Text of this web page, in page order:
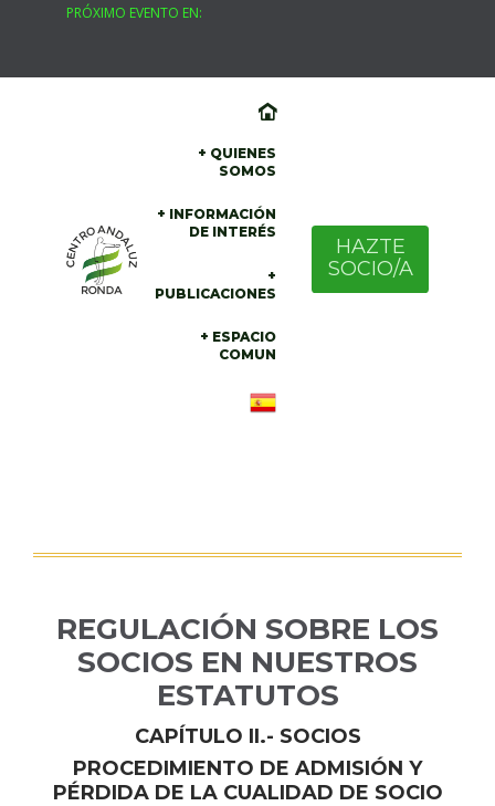
PRÓXIMO EVENTO EN:
+ QUIENES
SOMOS
+ INFORMACIÓN
DE INTERÉS
+
PUBLICACIONES
+ ESPACIO
COMUN
HAZTE
SOCIO/A
REGULACIÓN SOBRE LOS
SOCIOS EN NUESTROS
ESTATUTOS
CAPÍTULO II.- SOCIOS
PROCEDIMIENTO DE ADMISIÓN Y
PÉRDIDA DE LA CUALIDAD DE SOCIO